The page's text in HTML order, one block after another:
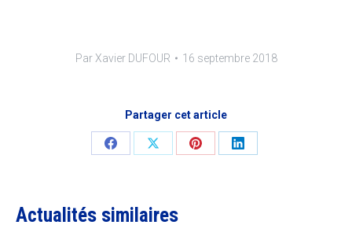
ParXavier DUFOUR 16 septembre 2018
Partager cet article
Share
Share
Share
Share
Actualités similaires